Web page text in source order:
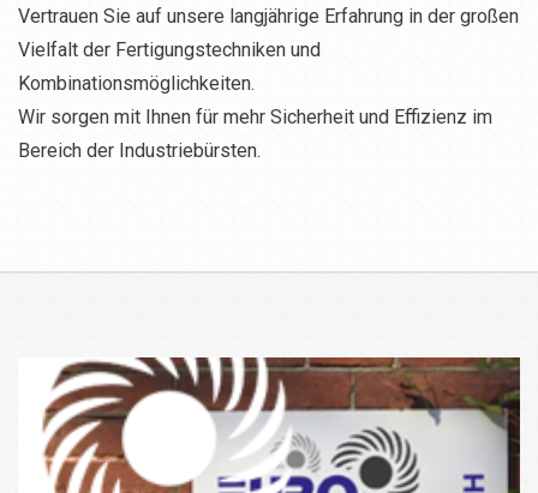
Vertrauen Sie auf unsere langjährige Erfahrung in der großen
Vielfalt der Fertigungstechniken und
Kombinationsmöglichkeiten.
Wir sorgen mit Ihnen für mehr Sicherheit und Effizienz im
Bereich der Industriebürsten.